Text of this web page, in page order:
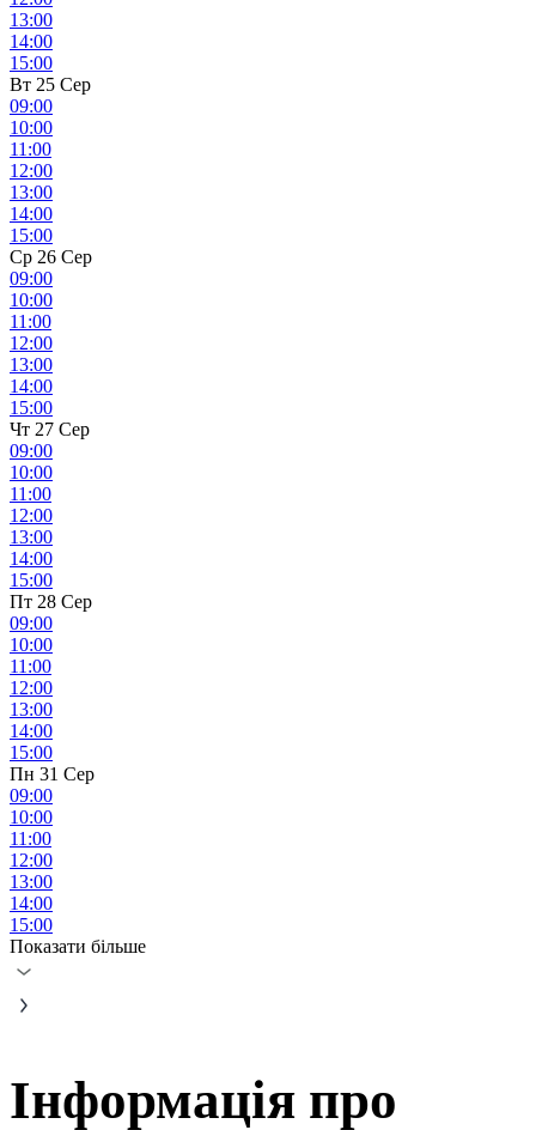
13:00
14:00
15:00
Вт 25 Сер
09:00
10:00
11:00
12:00
13:00
14:00
15:00
Ср 26 Сер
09:00
10:00
11:00
12:00
13:00
14:00
15:00
Чт 27 Сер
09:00
10:00
11:00
12:00
13:00
14:00
15:00
Пт 28 Сер
09:00
10:00
11:00
12:00
13:00
14:00
15:00
Пн 31 Сер
09:00
10:00
11:00
12:00
13:00
14:00
15:00
Показати більше
Інформація про